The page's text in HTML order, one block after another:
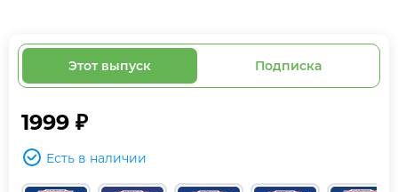
Этот выпуск Подписка
1999 ₽
Есть в наличии